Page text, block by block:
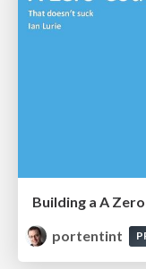
Building a A
portentint